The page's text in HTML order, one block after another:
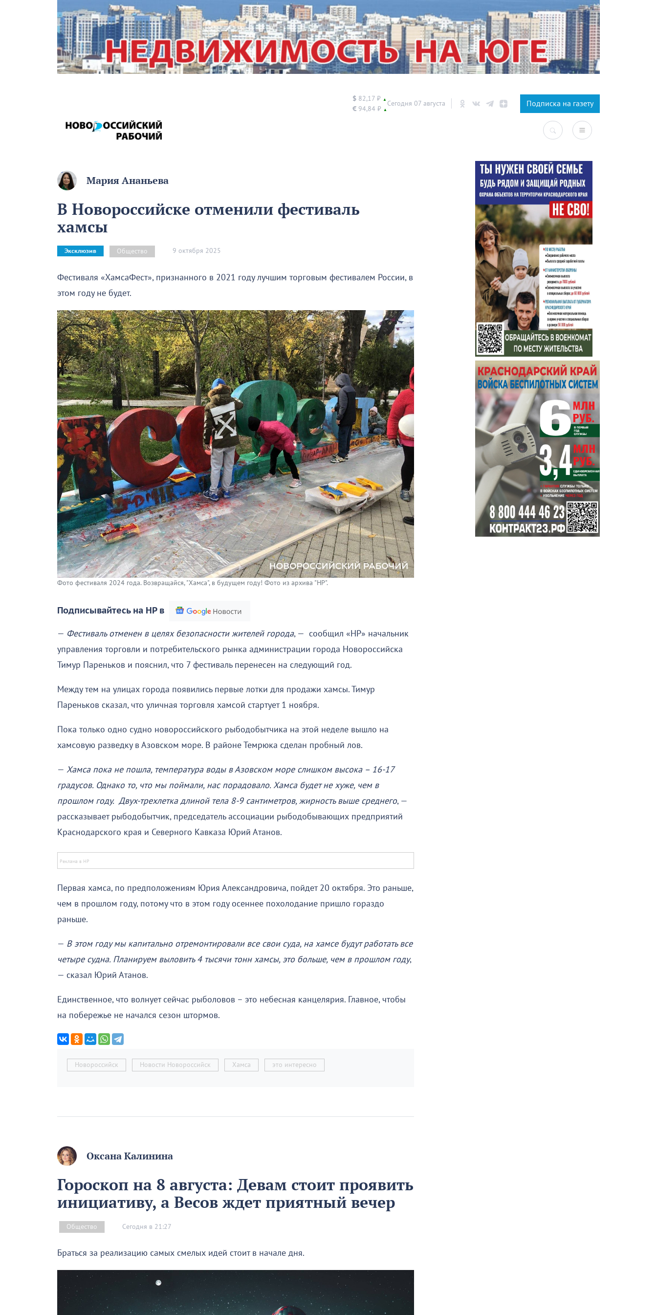
$ 82,17 ₽ ▲
€ 94,84 ₽ ▲
Сегодня 07 августа Подписка на газету
Мария Ананьева
В Новороссийске отменили фестиваль
хамсы
Эксклюзив Общество 9 октября 2025
Фестиваля «ХамсаФест», признанного в 2021 году лучшим торговым фестивалем России, в
этом году не будет.
Фото фестиваля 2024 года. Возвращайся, "Хамса", в будущем году! Фото из архива "НР".
Подписывайтесь на НР в
— Фестиваль отменен в целях безопасности жителей города, — сообщил «НР» начальник
управления торговли и потребительского рынка администрации города Новороссийска
Тимур Пареньков и пояснил, что 7 фестиваль перенесен на следующий год.
Между тем на улицах города появились первые лотки для продажи хамсы. Тимур
Пареньков сказал, что уличная торговля хамсой стартует 1 ноября.
Пока только одно судно новороссийского рыбодобытчика на этой неделе вышло на
хамсовую разведку в Азовском море. В районе Темрюка сделан пробный лов.
— Хамса пока не пошла, температура воды в Азовском море слишком высока – 16-17
градусов. Однако то, что мы поймали, нас порадовало. Хамса будет не хуже, чем в
прошлом году. Двух-трехлетка длиной тела 8-9 сантиметров, жирность выше среднего, —
рассказывает рыбодобытчик, председатель ассоциации рыбодобывающих предприятий
Краснодарского края и Северного Кавказа Юрий Атанов.
Первая хамса, по предположениям Юрия Александровича, пойдет 20 октября. Это раньше,
чем в прошлом году, потому что в этом году осеннее похолодание пришло гораздо
раньше.
— В этом году мы капитально отремонтировали все свои суда, на хамсе будут работать все
четыре судна. Планируем выловить 4 тысячи тонн хамсы, это больше, чем в прошлом году,
— сказал Юрий Атанов.
Единственное, что волнует сейчас рыболовов – это небесная канцелярия. Главное, чтобы
на побережье не начался сезон штормов.
Новороссийск Новости Новороссийск Хамса это интересно
Оксана Калинина
Гороскоп на 8 августа: Девам стоит проявить
инициативу, а Весов ждет приятный вечер
Общество Сегодня в 21:27
Браться за реализацию самых смелых идей стоит в начале дня.